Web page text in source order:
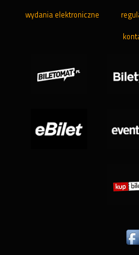
wydania elektroniczne